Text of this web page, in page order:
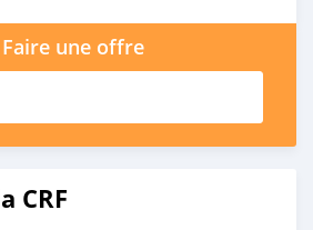
Faire une offre
CRF